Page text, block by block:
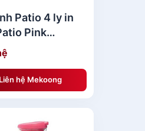
Patio 4 ly in
Pink
Flower
Liên hệ Mekoong